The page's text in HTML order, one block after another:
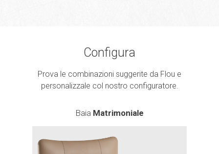
Configura
Prova le combinazioni suggerite da Flou e
personalizzale col nostro configuratore.
Baia Matrimoniale